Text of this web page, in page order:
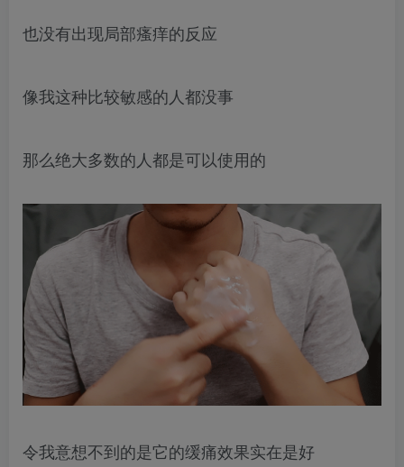
也没有出现局部瘙痒的反应
像我这种比较敏感的人都没事
那么绝大多数的人都是可以使用的
令我意想不到的是它的缓痛效果实在是好